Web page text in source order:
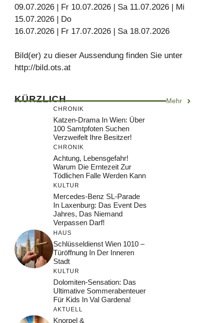
09.07.2026 | Fr 10.07.2026 | Sa 11.07.2026 | Mi
15.07.2026 | Do
16.07.2026 | Fr 17.07.2026 | Sa 18.07.2026
Bild(er) zu dieser Aussendung finden Sie unter
http://bild.ots.at
KÜRZLICH Mehr
CHRONIK
Katzen-Drama In Wien: Über
100 Samtpfoten Suchen
Verzweifelt Ihre Besitzer!
CHRONIK
Achtung, Lebensgefahr!
Warum Die Erntezeit Zur
Tödlichen Falle Werden Kann
KULTUR
Mercedes-Benz SL-Parade
In Laxenburg: Das Event Des
Jahres, Das Niemand
Verpassen Darf!
HAUS
Schlüsseldienst Wien 1010 –
Türöffnung In Der Inneren
Stadt
KULTUR
Dolomiten-Sensation: Das
Ultimative Sommerabenteuer
Für Kids In Val Gardena!
AKTUELL
Knorpel &